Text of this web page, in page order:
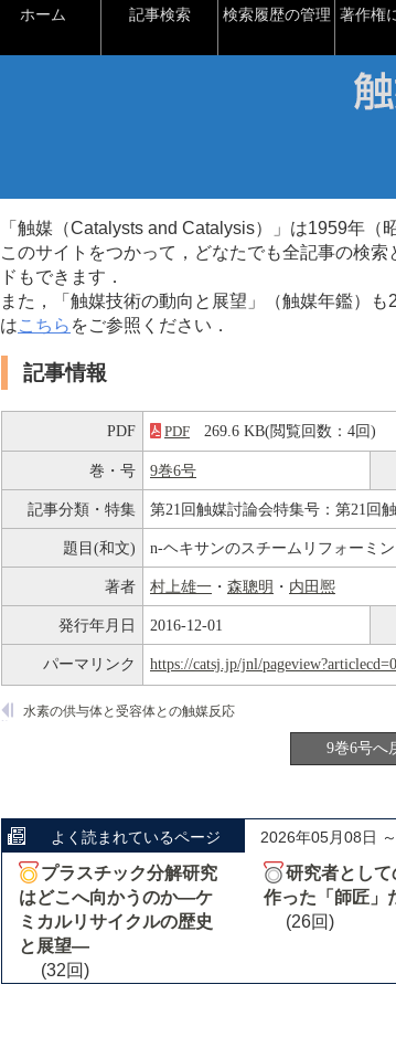
ホーム 記事検索 検索履歴の管理 著作権
「触媒（Catalysts and Catalysis）」は1959年（
このサイトをつかって，どなたでも全記事の検
ドもできます．
また，「触媒技術の動向と展望」（触媒年鑑）
はこちら をご参照ください．
記事情報
PDF PDF 269.6 KB(閲覧回数：4回)
巻・号 9巻6号
記事分類・特集 第21回触媒討論会特集号：第21回
題目(和文) n-ヘキサンのスチームリフォーミ
著者 村上雄一 ・ 森聰明 ・ 内田熈
発行年月日 2016-12-01
パーマリンク https://catsj.jp/jnl/
水素の供与体と受容体との触媒反応
9巻6号へ
よく読まれているページ 2026年05月08日
プラスチック分解研究
はどこへ向かうのか―ケ
ミカルリサイクルの歴史
と展望―
(32回)
研究者として
作った「師匠」
(26回)